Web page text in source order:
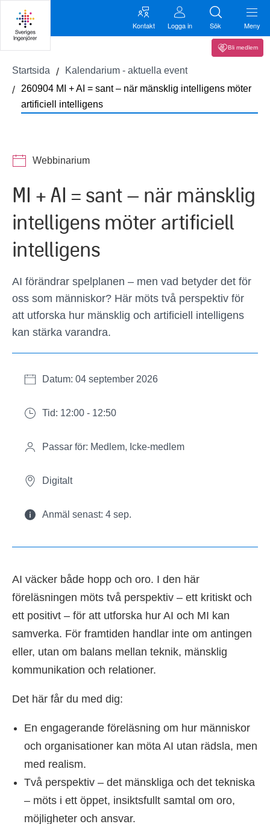
Kontakt Logga in Sök Meny
Bli medlem
Startsida
Kalendarium - aktuella event
260904 MI + AI = sant – när mänsklig intelligens möter
artificiell intelligens
Webbinarium
MI + AI = sant – när mänsklig
intelligens möter artificiell
intelligens
AI förändrar spelplanen – men vad betyder det för
oss som människor? Här möts två perspektiv för
att utforska hur mänsklig och artificiell intelligens
kan stärka varandra.
Datum: 04 september 2026
Tid: 12:00 - 12:50
Passar för: Medlem, Icke-medlem
Digitalt
Anmäl senast: 4 sep.
AI väcker både hopp och oro. I den här
föreläsningen möts två perspektiv – ett kritiskt och
ett positivt – för att utforska hur AI och MI kan
samverka. För framtiden handlar inte om antingen
eller, utan om balans mellan teknik, mänsklig
kommunikation och relationer.
Det här får du med dig:
En engagerande föreläsning om hur människor
och organisationer kan möta AI utan rädsla, men
med realism.
Två perspektiv – det mänskliga och det tekniska
– möts i ett öppet, insiktsfullt samtal om oro,
möjligheter och ansvar.